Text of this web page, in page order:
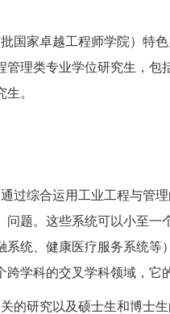
国家卓越工程师学院）特
管理类专业学位研究生，包
生。
过综合运用工业工程与管
题。这些系统可以小至一
统、健康医疗服务系统等
学科的交叉学科领域，它
的研究以及硕士生和博士